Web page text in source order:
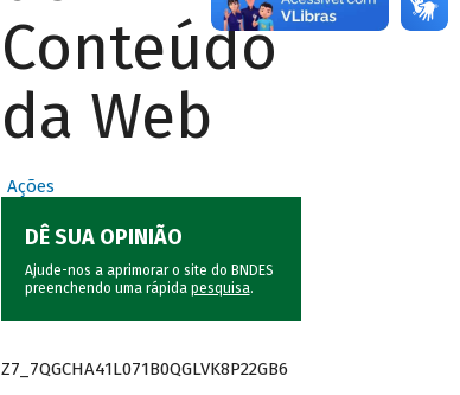
Conteúdo
da Web
Ações
DÊ SUA OPINIÃO
Ajude-nos a aprimorar o site do BNDES
preenchendo uma rápida pesquisa.
Z7_7QGCHA41L071B0QGLVK8P22GB6